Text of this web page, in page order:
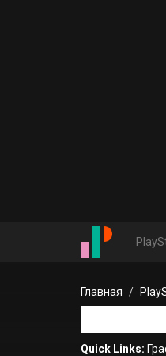
Главная
Quick Links: